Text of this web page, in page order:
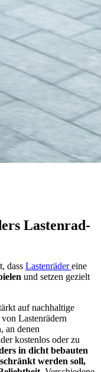
Lastenrad-
dass Lastenrädereine
und setzen gezielt
auf nachhaltige
Lastenrädern
an denen
kostenlos oder zu
in dicht bebauten
werden soll,